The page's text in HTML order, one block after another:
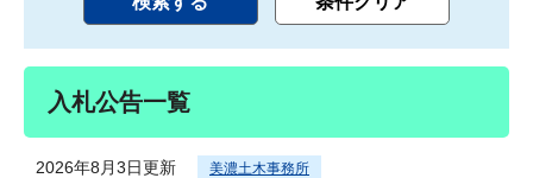
入札公告一覧
2026年8月3日更新 美濃土木事務所